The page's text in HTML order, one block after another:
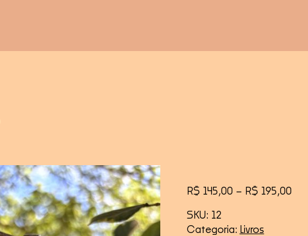
R$ 145,00 – R$ 195,00
SKU: 12
Categoria: Livros